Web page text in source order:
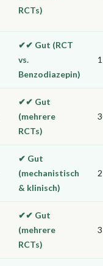
RCTs)
✔✔ Gut (RCT
vs.
Benzodiazepin)
✔✔ Gut
(mehrere
RCTs)
✔ Gut
(mechanistisch
& klinisch)
✔✔ Gut
(mehrere
RCTs)